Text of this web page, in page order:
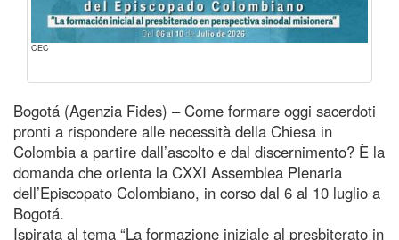
CEC
Bogotá (Agenzia Fides) – Come formare oggi sacerdoti
pronti a rispondere alle necessità della Chiesa in
Colombia a partire dall’ascolto e dal discernimento? È la
domanda che orienta la CXXI Assemblea Plenaria
dell’Episcopato Colombiano, in corso dal 6 al 10 luglio a
Bogotá.
Ispirata al tema “La formazione iniziale al presbiterato in